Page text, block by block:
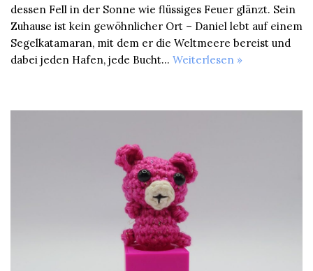
dessen Fell in der Sonne wie flüssiges Feuer glänzt. Sein
Zuhause ist kein gewöhnlicher Ort – Daniel lebt auf einem
Segelkatamaran, mit dem er die Weltmeere bereist und
dabei jeden Hafen, jede Bucht… Weiterlesen »